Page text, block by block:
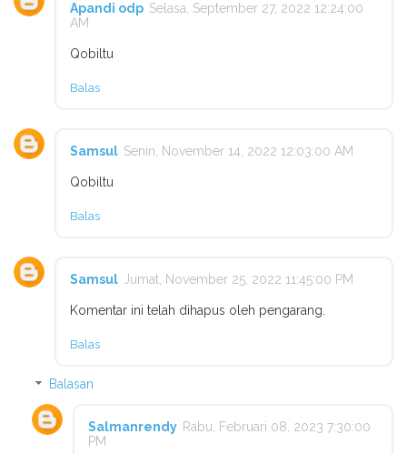
Apandi odp Selasa, September 27, 2022 12:24:00
AM
Qobiltu
Balas
Samsul Senin, November 14, 2022 12:03:00 AM
Qobiltu
Balas
Samsul Jumat, November 25, 2022 11:45:00 PM
Komentar ini telah dihapus oleh pengarang.
Balas
Balasan
Salmanrendy Rabu, Februari 08, 2023 7:30:00
PM